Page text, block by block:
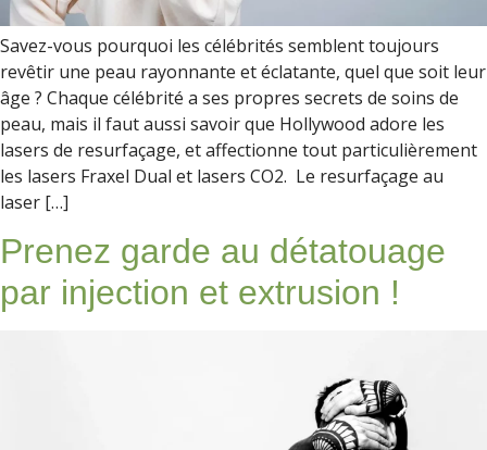
Savez-vous pourquoi les célébrités semblent toujours
revêtir une peau rayonnante et éclatante, quel que soit leur
âge ? Chaque célébrité a ses propres secrets de soins de
peau, mais il faut aussi savoir que Hollywood adore les
lasers de resurfaçage, et affectionne tout particulièrement
les lasers Fraxel Dual et lasers CO2. Le resurfaçage au
laser […]
Prenez garde au détatouage
par injection et extrusion !